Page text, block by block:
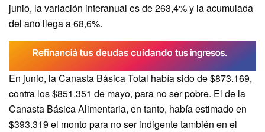
junio, la variación interanual es de 263,4% y la acumulada
del año llega a 68,6%.
En junio, la Canasta Básica Total había sido de $873.169,
contra los $851.351 de mayo, para no ser pobre. El de la
Canasta Básica Alimentaria, en tanto, había estimado en
$393.319 el monto para no ser indigente también en el